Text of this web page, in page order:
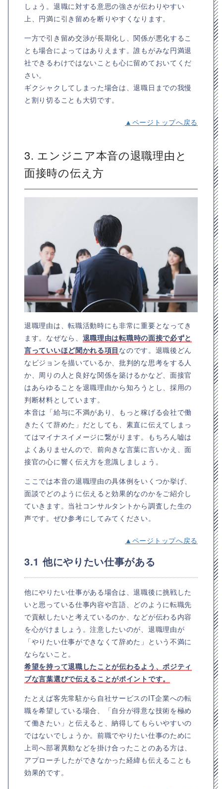
しょう。退職に対する意思の強さが伝わりやすい
上、円満に引き留めを断りやすくなります。
一方で引き留め交渉が長期化し、関係が悪化するこ
とも場合によってはありえます。誰もがみな円満退
社できるわけではないことも心に留めておいてくだ
さい。
ギクシャクしてしまった場合は、退職日までの我慢
と割り切ることも大切です。
▲ページトップへ戻る
3. エンジニア本音の退職理由と
面接時の伝え方
退職理由は、転職活動時にも非常に重要となってき
ます。なぜなら、 退職理由は転職時の面接で必ずと
言っていいほど聞かれる項目 なのです。退職後どん
なビジョンを描いているか、批判的な思考をする人
か、周りの人と良好な関係を築けるかなど、面接官
はあらゆることを退職理由から知ろうとし、採用の
判断材料としています。
本音は「給与に不満があり、もっと稼げる会社で働
きたくて辞めた」だとしても、素直に伝えてしまっ
てはマイナスイメージに繋がります。もちろん嘘は
よくありませんので、前向きな言葉に言いかえ、面
接官の心に響く伝え方を意識しましょう。
ここでは本音の退職理由の具体例をいくつか挙げ、
面談でどのように伝えると効果的なのかをご紹介し
ていきます。当社コンサルタントから調査した生の
声です。ぜひ参考にしてみてください。
▲ページトップへ戻る
3.1 他にやりたい仕事がある
他にやりたい仕事がある場合は、退職後に挑戦した
いと思っている仕事内容や言語、どのように転職先
で貢献したいと考えているのか、などが伝わる内容
を心がけましょう。注意したいのが、退職理由が
「やりたい仕事ができなくて辞めた」という不満に
ならないこと。
希望を持って退職したことが伝わるよう、ポジティ
ブな言葉選びで伝えることがポイントです。
たとえば客先常駐から自社サービスのIT企業への転
職を希望している場合、「自分が得意な技術を極め
て働きたい」と伝えると、納得してもらいやすいの
ではないでしょうか。前職でやりたい仕事のために
上司へ部署異動などを掛け合ったことのある方は、
アプローチしたができなかった経緯も伝えることも
効果的です。